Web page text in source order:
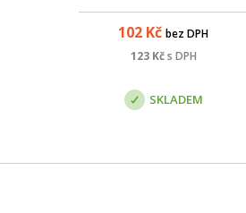
102 Kč bez DPH
123Kč s DPH
SKLADEM